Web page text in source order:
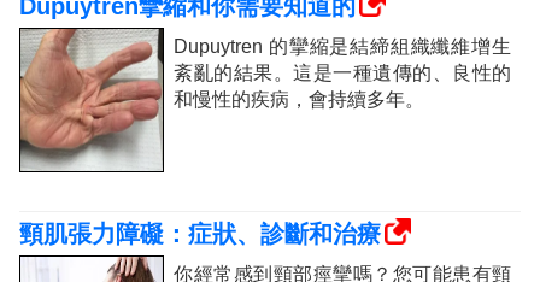
Dupuytren攣縮和你需要知道的
Dupuytren 的攣縮是結締組織纖維增生
紊亂的結果。這是一種遺傳的、良性的
和慢性的疾病，會持續多年。
頸肌張力障礙：症狀、診斷和治療
你經常感到頸部痙攣嗎？您可能患有頸